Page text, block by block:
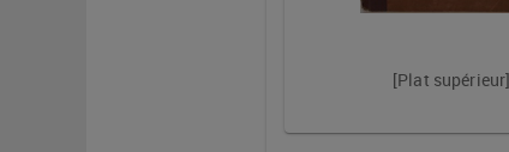
[Plat supérieur]